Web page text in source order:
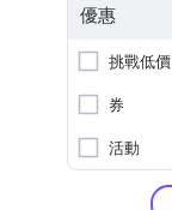
優惠
挑戰低價
券
活動